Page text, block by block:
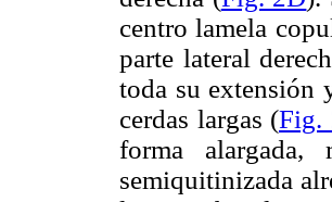
centro lamela
parte lateral
toda su extensión
cerdas largas (Fig.
forma alargada,
semiquitinizada